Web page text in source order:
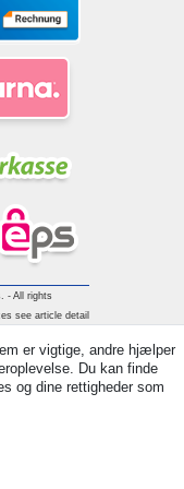
- All rights
see article detail
er vigtige, andre hjælper
Du kan finde
og dine rettigheder som
Kontakt